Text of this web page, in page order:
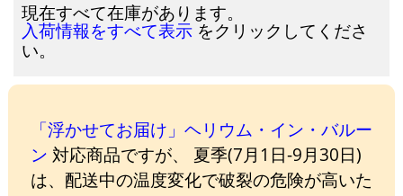
現在すべて在庫があります。
入荷情報をすべて表示 をクリックしてくださ
い。
「浮かせてお届け」ヘリウム・イン・バルー
ン 対応商品ですが、 夏季(7月1日-9月30日)
は、配送中の温度変化で破裂の危険が高いた